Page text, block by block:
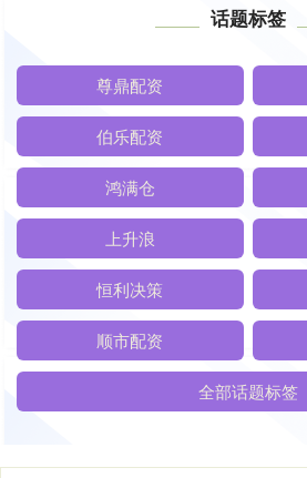
话题标签
尊鼎配资
伯乐配资
鸿满仓
上升浪
恒利决策
顺市配资
全部话题标签